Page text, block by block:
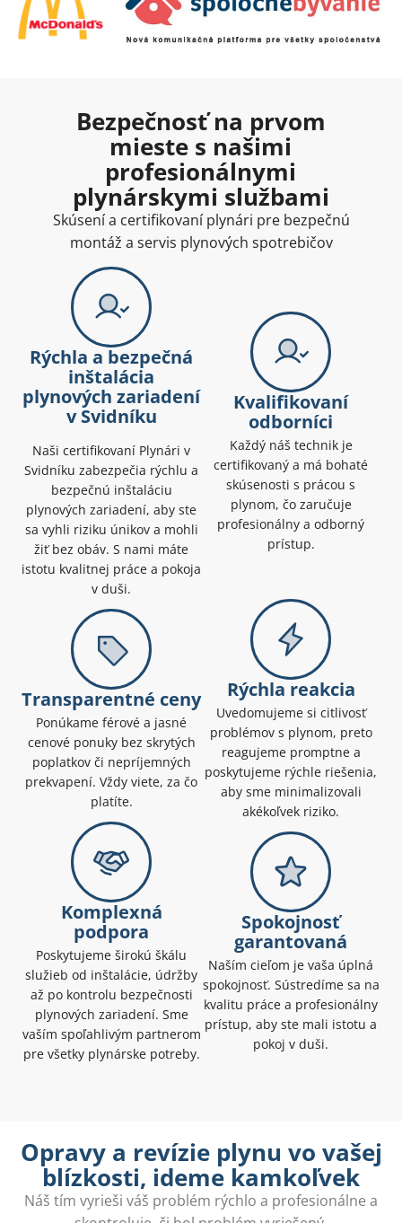
Bezpečnosť na prvom
mieste s našimi
profesionálnymi
plynárskymi službami
Skúsení a certifikovaní plynári pre bezpečnú
montáž a servis plynových spotrebičov
Rýchla a bezpečná
inštalácia
plynových zariadení
v Svidníku
Naši certifikovaní Plynári v
Svidníku zabezpečia rýchlu a
bezpečnú inštaláciu
plynových zariadení, aby ste
sa vyhli riziku únikov a mohli
žiť bez obáv. S nami máte
istotu kvalitnej práce a pokoja
v duši.
Kvalifikovaní
odborníci
Každý náš technik je
certifikovaný a má bohaté
skúsenosti s prácou s
plynom, čo zaručuje
profesionálny a odborný
prístup.
Transparentné ceny
Ponúkame férové a jasné
cenové ponuky bez skrytých
poplatkov či nepríjemných
prekvapení. Vždy viete, za čo
platíte.
Rýchla reakcia
Uvedomujeme si citlivosť
problémov s plynom, preto
reagujeme promptne a
poskytujeme rýchle riešenia,
aby sme minimalizovali
akékoľvek riziko.
Komplexná
podpora
Poskytujeme širokú škálu
služieb od inštalácie, údržby
až po kontrolu bezpečnosti
plynových zariadení. Sme
vaším spoľahlivým partnerom
pre všetky plynárske potreby.
Spokojnosť
garantovaná
Naším cieľom je vaša úplná
spokojnosť. Sústredíme sa na
kvalitu práce a profesionálny
prístup, aby ste mali istotu a
pokoj v duši.
Opravy a revízie plynu vo vašej
blízkosti, ideme kamkoľvek
Náš tím vyrieši váš problém rýchlo a profesionálne a